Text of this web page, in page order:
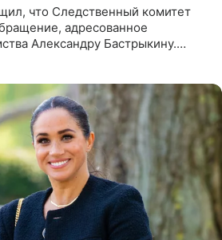
что Следственный комитет
адресованное
Александру Бастрыкину.